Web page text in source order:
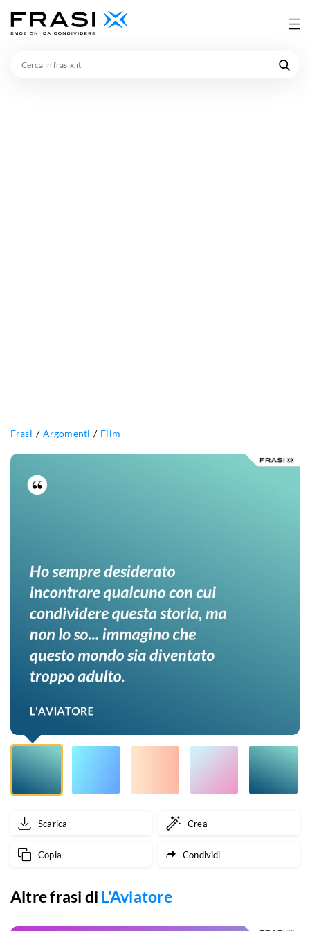
Frasi Argomenti Film
Ho
sempre
qualcuno
con
cui
condividere
questa
storia,
ma
non
lo
so...
immagino
questo
Scarica Crea
Copia Condividi
Altre frasi di L'Aviatore